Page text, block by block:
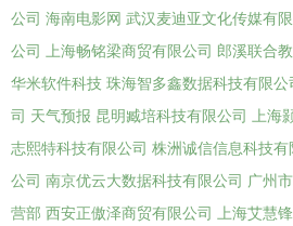
公司 海南电影网 武汉麦迪亚文化传媒有
公司
上海畅铭梁商贸有限公司 郎溪联合
华米软件科技 珠海智多鑫数据科技有限公
司 天气预报 昆明臧培科技有限公司 上海
志熙特科技有限公司 株洲诚信信息科技有
公司 南京优云大数据科技有限公司 广州
营部 西安正傲泽商贸有限公司 上海艾慧